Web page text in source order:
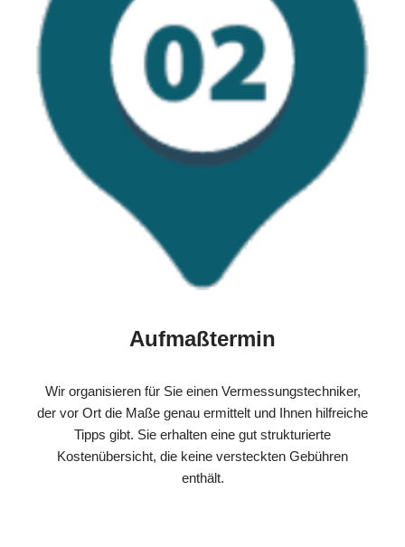
Aufmaßtermin
Wir organisieren für Sie einen Vermessungstechniker,
der vor Ort die Maße genau ermittelt und Ihnen hilfreiche
Tipps gibt. Sie erhalten eine gut strukturierte
Kostenübersicht, die keine versteckten Gebühren
enthält.